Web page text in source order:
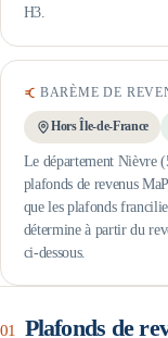
H3.
BARÈME DE
Hors Île-de-France
Le département Nièvre
plafonds de revenus
que les plafonds
détermine à partir du
ci-dessous.
01 Plafonds de